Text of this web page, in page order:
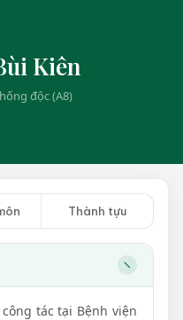
Kiên
độc (A8)
Thành tựu
tác tại Bệnh viện